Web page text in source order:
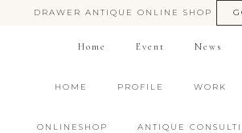
DRAWER ANTIQUE ONLINE SHOP
Home Event News
HOME PROFILE WORK
ONLINESHOP ANTIQUE